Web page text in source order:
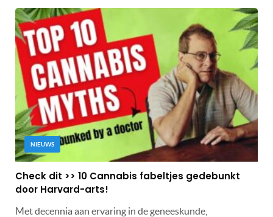
NIEUWS
Check dit >> 10 Cannabis fabeltjes gedebunkt
door Harvard-arts!
Met decennia aan ervaring in de geneeskunde,